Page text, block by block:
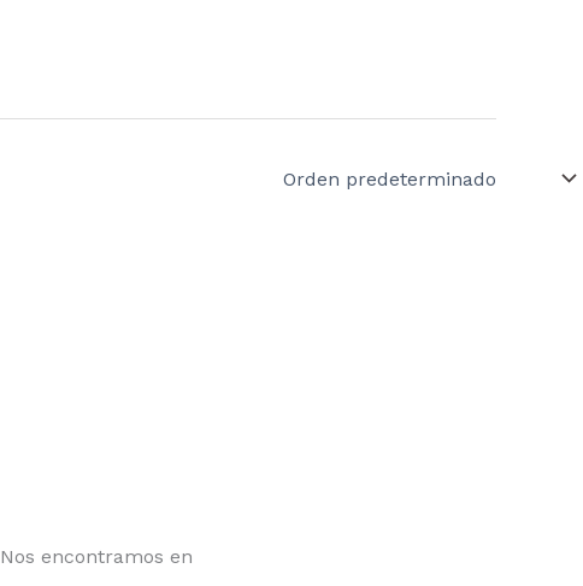
Nos encontramos en